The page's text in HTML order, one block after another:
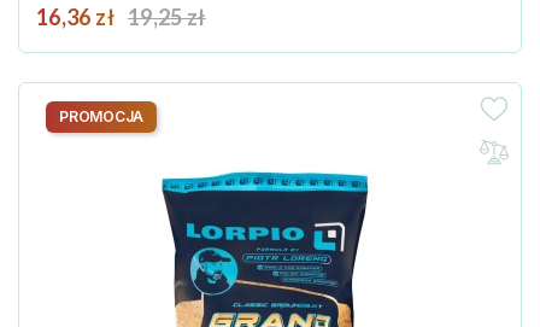
Cena
16,36 zł Cena podstawowa
19,25 zł
PROMOCJA